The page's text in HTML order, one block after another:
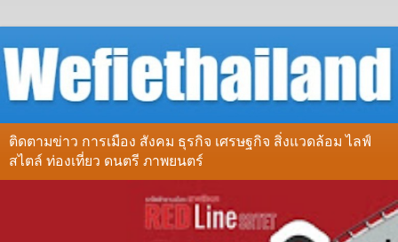
ติดตามข่าว การเมือง สังคม ธุรกิจ เศรษฐกิจ สิ่งแวดล้อม ไลฟ์
สไตล์ ท่องเที่ยว ดนตรี ภาพยนตร์